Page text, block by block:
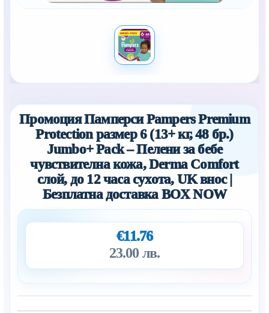
Промоция Памперси Pampers Premium
Protection размер 6 (13+ кг, 48 бр.)
Jumbo+ Pack – Пелени за бебе
чувствителна кожа, Derma Comfort
слой, до 12 часа сухота, UK внос |
Безплатна доставка BOX NOW
€11.76
23.00 лв.